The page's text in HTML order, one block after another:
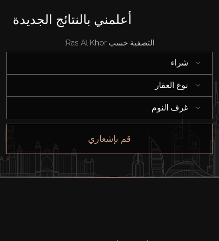
أعلمني بالنتائج الجديدة
التصفية حسب Ras Al Khor:
شراء
نوع العقار
غرف النوم
قم بإشعاري